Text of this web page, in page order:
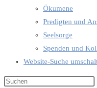
Ökumene
Predigten und
Seelsorge
Spenden und
Website-Suche